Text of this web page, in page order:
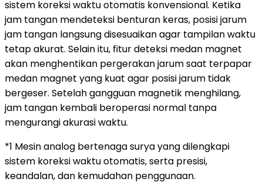
sistem koreksi waktu otomatis konvensional. Ketika
jam tangan mendeteksi benturan keras, posisi jarum
jam tangan langsung disesuaikan agar tampilan waktu
tetap akurat. Selain itu, fitur deteksi medan magnet
akan menghentikan pergerakan jarum saat terpapar
medan magnet yang kuat agar posisi jarum tidak
bergeser. Setelah gangguan magnetik menghilang,
jam tangan kembali beroperasi normal tanpa
mengurangi akurasi waktu.
*1 Mesin analog bertenaga surya yang dilengkapi
sistem koreksi waktu otomatis, serta presisi,
keandalan, dan kemudahan penggunaan.